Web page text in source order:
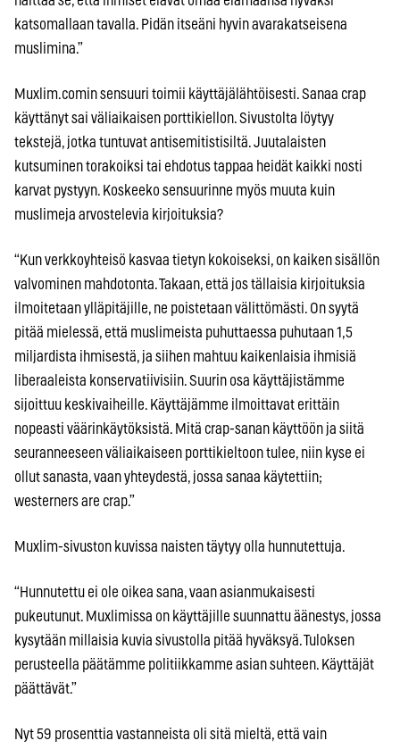
katsomallaan tavalla. Pidän itseäni hyvin avarakatseisena
muslimina.”
Muxlim.comin sensuuri toimii käyttäjälähtöisesti. Sanaa crap
käyttänyt sai väliaikaisen porttikiellon. Sivustolta löytyy
tekstejä, jotka tuntuvat antisemitistisiltä. Juutalaisten
kutsuminen torakoiksi tai ehdotus tappaa heidät kaikki nosti
karvat pystyyn. Koskeeko sensuurinne myös muuta kuin
muslimeja arvostelevia kirjoituksia?
“Kun verkkoyhteisö kasvaa tietyn kokoiseksi, on kaiken sisällön
valvominen mahdotonta. Takaan, että jos tällaisia kirjoituksia
ilmoitetaan ylläpitäjille, ne poistetaan välittömästi. On syytä
pitää mielessä, että muslimeista puhuttaessa puhutaan 1,5
miljardista ihmisestä, ja siihen mahtuu kaikenlaisia ihmisiä
liberaaleista konservatiivisiin. Suurin osa käyttäjistämme
sijoittuu keskivaiheille. Käyttäjämme ilmoittavat erittäin
nopeasti väärinkäytöksistä. Mitä crap-sanan käyttöön ja siitä
seuranneeseen väliaikaiseen porttikieltoon tulee, niin kyse ei
ollut sanasta, vaan yhteydestä, jossa sanaa käytettiin;
westerners are crap.”
Muxlim-sivuston kuvissa naisten täytyy olla hunnutettuja.
“Hunnutettu ei ole oikea sana, vaan asianmukaisesti
pukeutunut. Muxlimissa on käyttäjille suunnattu äänestys, jossa
kysytään millaisia kuvia sivustolla pitää hyväksyä. Tuloksen
perusteella päätämme politiikkamme asian suhteen. Käyttäjät
päättävät.”
Nyt 59 prosenttia vastanneista oli sitä mieltä, että vain